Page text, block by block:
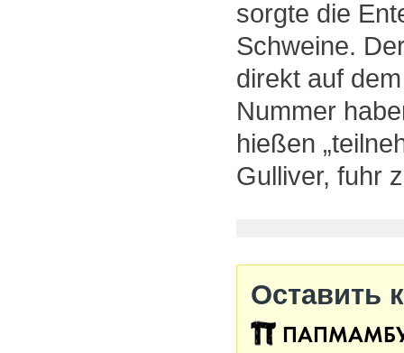
sorgte die
Schweine.
direkt auf
Nummer
hießen
Gulliver, fuhr
Оставить